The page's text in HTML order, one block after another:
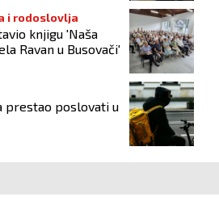
i rodoslovlja
knjigu 'Naša
Ravan u Busovači'
prestao poslovati u